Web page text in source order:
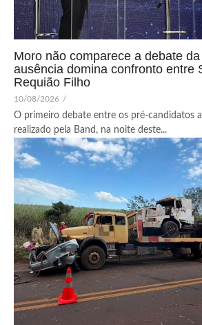
Moro não comparece a debate
ausência domina confronto entre
Requião Filho
10/08/2026 /
O primeiro debate entre os pré-candidatos
realizado pela Band, na noite deste...